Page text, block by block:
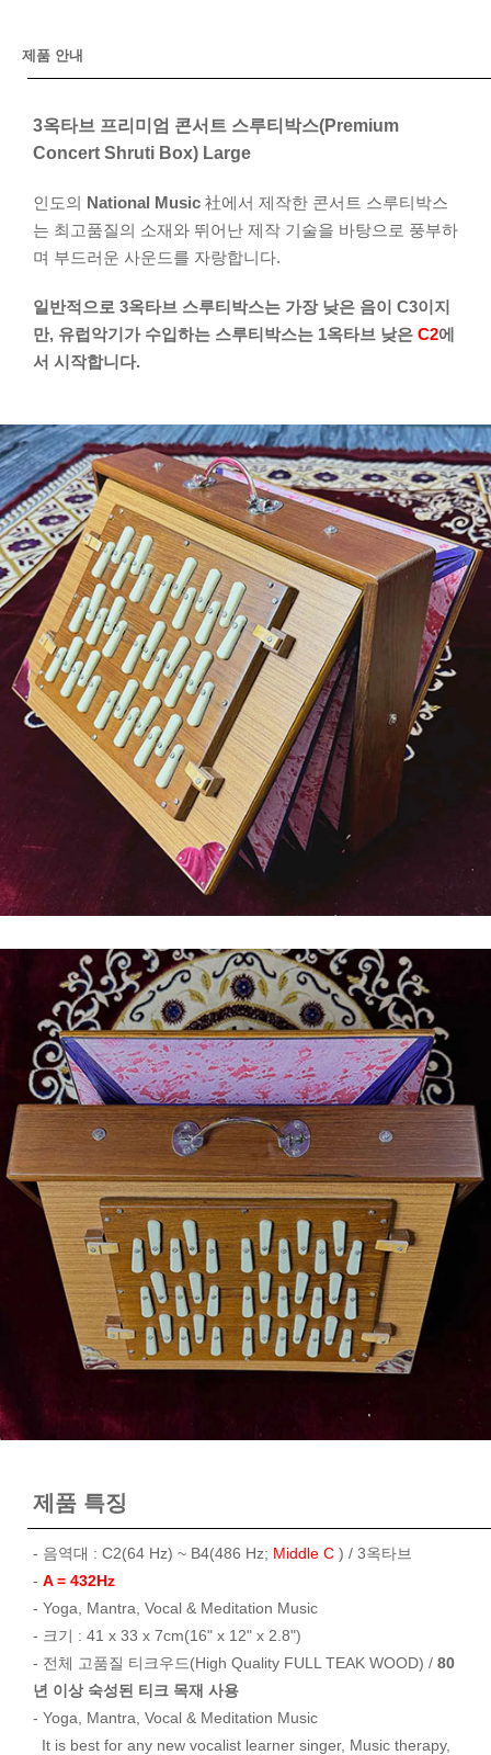
제품 안내
3옥타브 프리미엄 콘서트 스루티박스(Premium
Concert Shruti Box) Large
인도의 National Music 社에서 제작한 콘서트 스루티박스
는 최고품질의 소재와 뛰어난 제작 기술을 바탕으로 풍부하
며 부드러운 사운드를 자랑합니다.
일반적으로 3옥타브 스루티박스는 가장 낮은 음이 C3이지
만, 유럽악기가 수입하는 스루티박스는 1옥타브 낮은 C2에
서 시작합니다.
제품 특징
- 음역대 : C2(64 Hz) ~ B4(486 Hz; Middle C ) / 3옥타브
- A = 432Hz
- Yoga, Mantra, Vocal & Meditation Music
- 크기 : 41 x 33 x 7cm(16" x 12" x 2.8")
- 전체 고품질 티크우드(High Quality FULL TEAK WOOD) / 80
년 이상 숙성된 티크 목재 사용
- Yoga, Mantra, Vocal & Meditation Music
It is best for any new vocalist learner singer, Music therapy,